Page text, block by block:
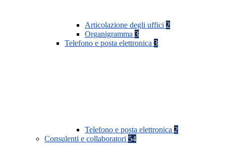
Articolazione degli uffici 2
Organigramma 3
Telefono e posta elettronica 3
Telefono e posta elettronica 2
Consulenti e collaboratori 54